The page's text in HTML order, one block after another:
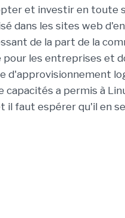
et investir en toute
dans les sites web
de la part de la
pour les entreprises et
d'approvisionnement
a permis à
il faut espérer qu'il en